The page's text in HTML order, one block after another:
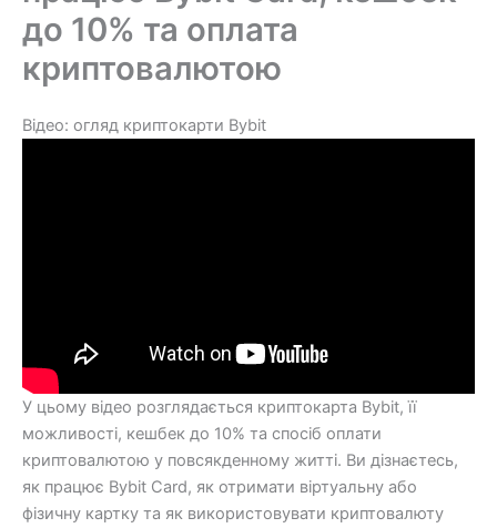
до 10% та оплата
криптовалютою
Відео: огляд криптокарти Bybit
У цьому відео розглядається криптокарта Bybit, її
можливості, кешбек до 10% та спосіб оплати
криптовалютою у повсякденному житті. Ви дізнаєтесь,
як працює Bybit Card, як отримати віртуальну або
фізичну картку та як використовувати криптовалюту